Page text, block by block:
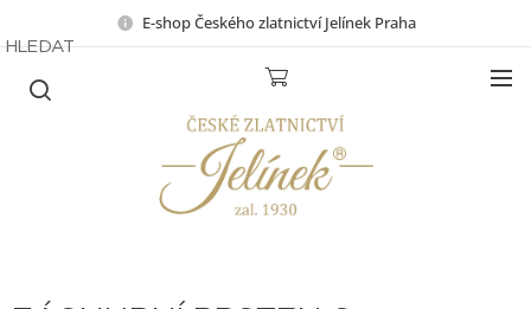
E-shop Českého zlatnictví Jelínek Praha
HLEDAT